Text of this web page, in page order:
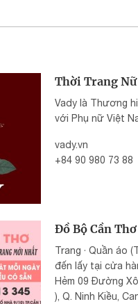
Thời Trang Nữ
Vady là Thương
với Phụ nữ Việt
vady.vn
+84 90 980 73 88
Đồ Bộ Cần Thơ
Trang · Quần áo
đến lấy tại cửa
Hẻm 09 Đường
), Q. Ninh Kiều,